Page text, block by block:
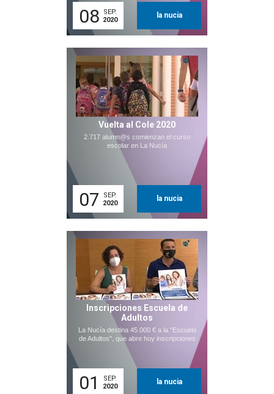
08
SEP.
2020
la nucia
Vuelta al Cole 2020
2.717 alumn@s comienzan el curso
escolar en La Nucía
07
SEP.
2020
la nucia
Inscripciones Escuela de
Adultos
La Nucía destina 45.000 € a la "Escuela
de Adultos", que abre hoy inscripciones
01
SEP.
2020
la nucia